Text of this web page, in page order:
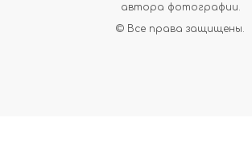
автора фотографии.
© Все права защищены.